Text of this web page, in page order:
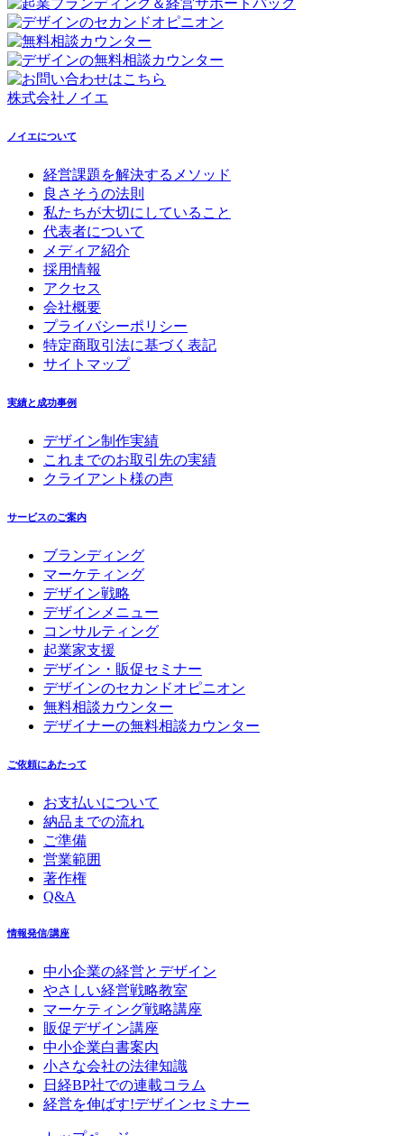
株式会社ノイエ
ノイエについて
経営課題を解決するメソッド
良さそうの法則
私たちが大切にしていること
代表者について
メディア紹介
採用情報
アクセス
会社概要
プライバシーポリシー
特定商取引法に基づく表記
サイトマップ
実績と成功事例
デザイン制作実績
これまでのお取引先の実績
クライアント様の声
サービスのご案内
ブランディング
マーケティング
デザイン戦略
デザインメニュー
コンサルティング
起業家支援
デザイン・販促セミナー
デザインのセカンドオピニオン
無料相談カウンター
デザイナーの無料相談カウンター
ご依頼にあたって
お支払いについて
納品までの流れ
ご準備
営業範囲
著作権
Q&A
情報発信/講座
中小企業の経営とデザイン
やさしい経営戦略教室
マーケティング戦略講座
販促デザイン講座
中小企業白書案内
小さな会社の法律知識
日経BP社での連載コラム
経営を伸ばす!デザインセミナー